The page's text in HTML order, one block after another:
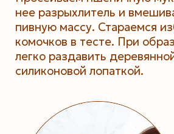
нее разрыхлитель и
пивную массу. Стараемся
комочков в тесте. При
легко раздавить
силиконовой лопаткой.